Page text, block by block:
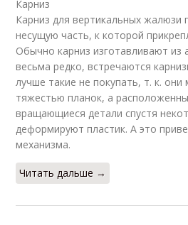
Карниз
Карниз для вертикальных жалюзи
несущую часть, к которой
Обычно карниз изготавливают из
весьма редко, встречаются
лучше такие не покупать, т. к.
тяжестью планок, а
вращающиеся детали спустя
деформируют пластик. А это
механизма.
Читать дальше →